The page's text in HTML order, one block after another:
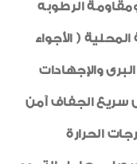
الرطوبه
( الأجواء
والإجهادات
سريع الجفاف آمن
الحرارة